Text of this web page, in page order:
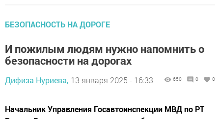
БЕЗОПАСНОСТЬ НА ДОРОГЕ
И пожилым людям нужно напомнить о
безопасности на дорогах
Дифиза Нуриева, 13 января 2025 - 16:33 650 0 0
Начальник Управления Госавтоинспекции МВД по РТ